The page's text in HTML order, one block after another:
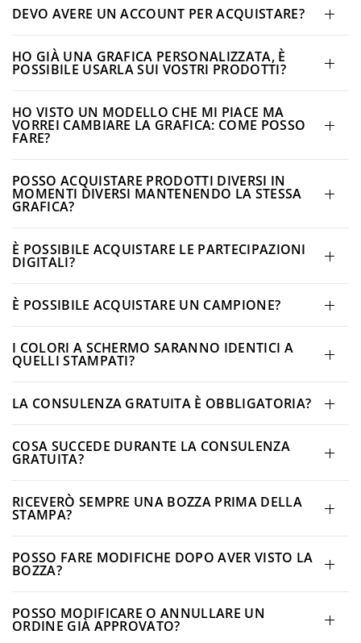
DEVO AVERE UN ACCOUNT PER ACQUISTARE?
HO GIÀ UNA GRAFICA PERSONALIZZATA, È
POSSIBILE USARLA SUI VOSTRI PRODOTTI?
HO VISTO UN MODELLO CHE MI PIACE MA
VORREI CAMBIARE LA GRAFICA: COME POSSO
FARE?
POSSO ACQUISTARE PRODOTTI DIVERSI IN
MOMENTI DIVERSI MANTENENDO LA STESSA
GRAFICA?
È POSSIBILE ACQUISTARE LE PARTECIPAZIONI
DIGITALI?
È POSSIBILE ACQUISTARE UN CAMPIONE?
I COLORI A SCHERMO SARANNO IDENTICI A
QUELLI STAMPATI?
LA CONSULENZA GRATUITA È OBBLIGATORIA?
COSA SUCCEDE DURANTE LA CONSULENZA
GRATUITA?
RICEVERÒ SEMPRE UNA BOZZA PRIMA DELLA
STAMPA?
POSSO FARE MODIFICHE DOPO AVER VISTO LA
BOZZA?
POSSO MODIFICARE O ANNULLARE UN
ORDINE GIÀ APPROVATO?